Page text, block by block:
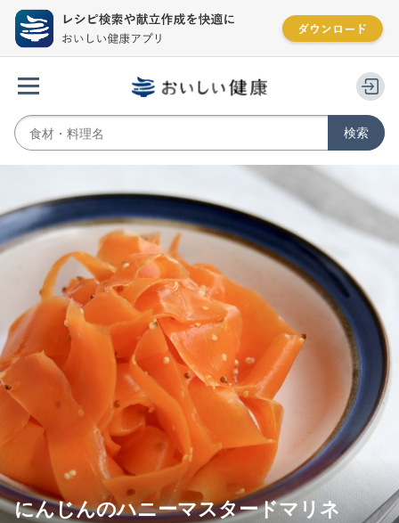
にんじんのハニーマスタードマリネ